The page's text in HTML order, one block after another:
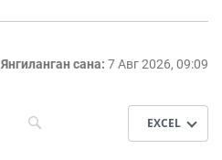
Янгиланган сана: 7 Авг 2026, 09:09
EXCEL